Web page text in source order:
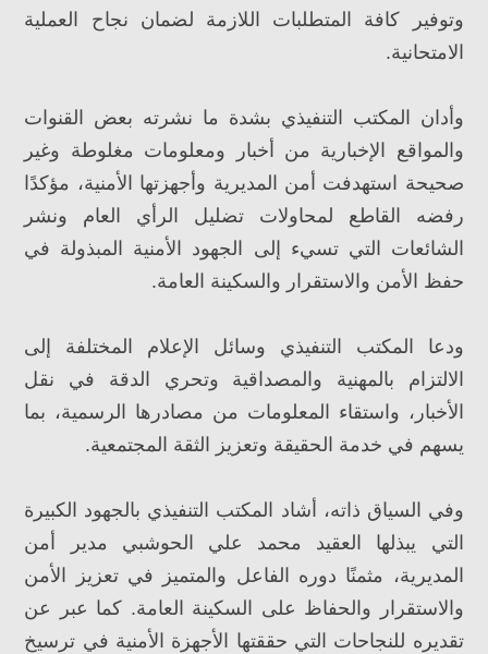
وتوفير كافة المتطلبات اللازمة لضمان نجاح العملية
الامتحانية.
وأدان المكتب التنفيذي بشدة ما نشرته بعض القنوات
والمواقع الإخبارية من أخبار ومعلومات مغلوطة وغير
صحيحة استهدفت أمن المديرية وأجهزتها الأمنية، مؤكدًا
رفضه القاطع لمحاولات تضليل الرأي العام ونشر
الشائعات التي تسيء إلى الجهود الأمنية المبذولة في
حفظ الأمن والاستقرار والسكينة العامة.
ودعا المكتب التنفيذي وسائل الإعلام المختلفة إلى
الالتزام بالمهنية والمصداقية وتحري الدقة في نقل
الأخبار، واستقاء المعلومات من مصادرها الرسمية، بما
يسهم في خدمة الحقيقة وتعزيز الثقة المجتمعية.
وفي السياق ذاته، أشاد المكتب التنفيذي بالجهود الكبيرة
التي يبذلها العقيد محمد علي الحوشبي مدير أمن
المديرية، مثمنًا دوره الفاعل والمتميز في تعزيز الأمن
والاستقرار والحفاظ على السكينة العامة. كما عبر عن
تقديره للنجاحات التي حققتها الأجهزة الأمنية في ترسيخ